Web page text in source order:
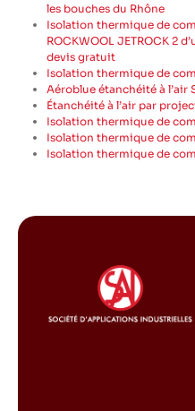
les bouches du Rhône
Isolation thermique de
ROCKWOOL JETROCK 2
devis gratuit
Isolation thermique de
Aéroblue étanchéité à l’air
Étanchéité à l’air par
Isolation thermique de
Isolation thermique de
Isolation thermique de